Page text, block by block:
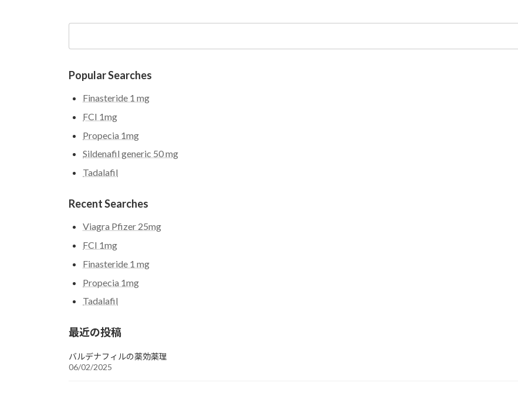
Popular Searches
Finasteride 1 mg
FCI 1mg
Propecia 1mg
Sildenafil generic 50 mg
Tadalafil
Recent Searches
Viagra Pfizer 25mg
FCI 1mg
Finasteride 1 mg
Propecia 1mg
Tadalafil
最近の投稿
バルデナフィルの薬効薬理
06/02/2025